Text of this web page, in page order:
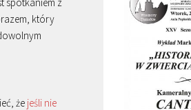
który
że jeśli nie